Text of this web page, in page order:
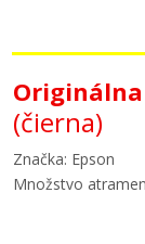
Originálna
(čierna)
Značka: Epson
Množstvo